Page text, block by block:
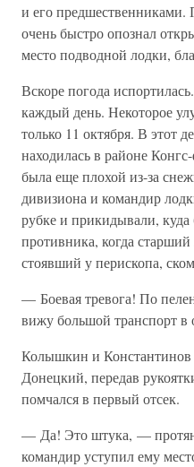
и его
очень быстро опознал
место подводной лодки,
Вскоре погода
каждый день. Некоторое
только 11 октября. В этот
находилась в районе
была еще плохой из-за
дивизиона и командир
рубке и прикидывали, куда
противника, когда
стоявший у перископа,
— Боевая тревога! По
вижу большой транспорт
Колышкин и Константинов
Донецкий, передав
помчался в первый отсек.
— Да! Это штука, —
командир уступил ему